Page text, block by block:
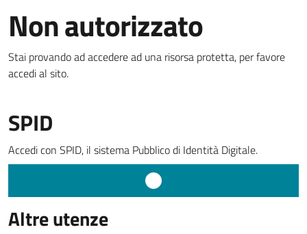
Amministrazione
Novità
Servizi
e
dati
Non autorizzato
Stai provando ad accedere ad una risorsa protetta, per favore
accedi al sito.
SPID
Accedi con SPID, il sistema Pubblico di Identità Digitale.
Altre utenze